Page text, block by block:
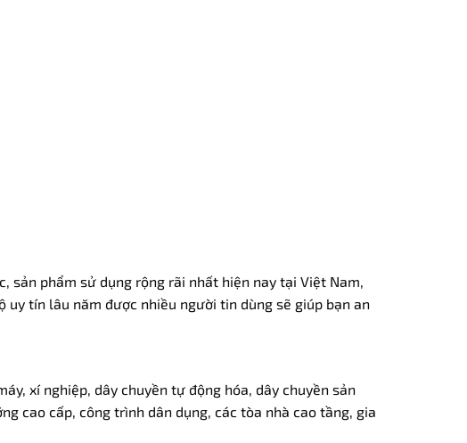
sản phẩm sử dụng rộng rãi nhất hiện nay tại Việt Nam,
tín lâu năm được nhiều người tin dùng sẽ giúp bạn an
xí nghiệp, dây chuyền tự động hóa, dây chuyền sản
cao cấp, công trình dân dụng, các tòa nhà cao tầng, gia